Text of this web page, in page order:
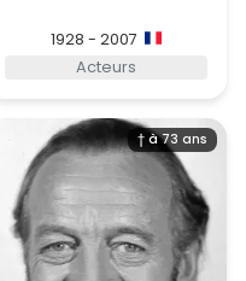
1928 - 2007
Acteurs
† à 73 ans